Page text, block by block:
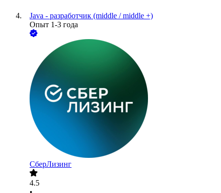
Java - разработчик (middle / middle +)
Опыт 1-3 года
СберЛизинг
4.5